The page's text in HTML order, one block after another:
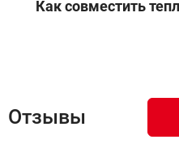
12
Цвет RAL9005
боковое 1/2
Как совместить
Отзывы